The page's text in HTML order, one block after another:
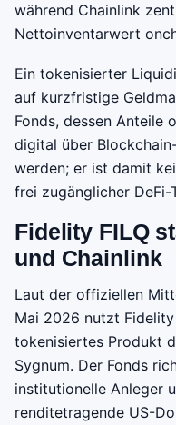
während Chainlink
Nettoinventarwert
Ein tokenisierter
auf kurzfristige
Fonds, dessen Anteile
digital über
werden; er ist damit
frei zugänglicher DeFi-
Fidelity FILQ
und Chainlink
Laut der offiziellen
Mai 2026 nutzt
tokenisiertes Produkt
Sygnum. Der Fonds
institutionelle Anleger
renditetragende US-